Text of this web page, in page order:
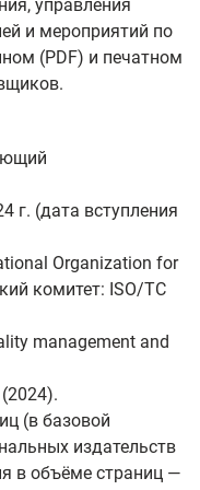
управления
и мероприятий по
(PDF) и печатном
г. (дата вступления
Organization for
комитет: ISO/TC
management and
(в базовой
издательств
в объёме страниц —